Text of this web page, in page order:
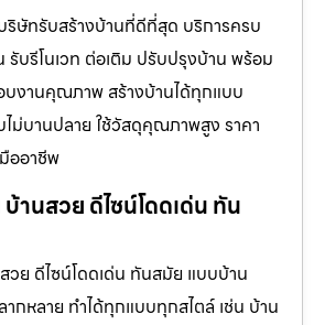
ริษัทรับสร้างบ้านที่ดีที่สุด บริการครบ
รับรีโนเวท ต่อเติม ปรับปรุงบ้าน พร้อม
บงานคุณภาพ สร้างบ้านได้ทุกแบบ
ไม่บานปลาย ใช้วัสดุคุณภาพสูง ราคา
ออาชีพ
านสวย ดีไซน์โดดเด่น ทัน
ย ดีไซน์โดดเด่น ทันสมัย แบบบ้าน
ากหลาย ทำได้ทุกแบบทุกสไตล์ เช่น บ้าน